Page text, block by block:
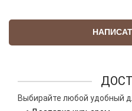
Выбирайте любой удобный